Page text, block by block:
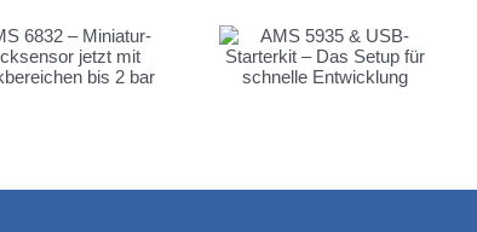
AMS 5935 & USB-
Starterkit – Das
P.Core –
Druckschalter mit
keramischer